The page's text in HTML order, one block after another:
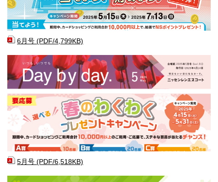
6月号 (PDF/4,799KB)
5月号 (PDF/6,518KB)